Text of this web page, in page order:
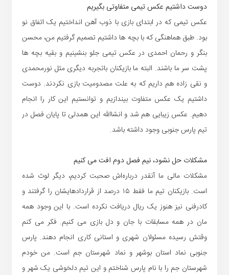
دوست داشتیم عکس تیمی متفاوتی بگیریم
عکس تیمی که در ابتدای بازی با ذوب آهن انداختیم یک اتفاق نو
بود. طبق هماهنگی که با بچه ها داشتیم تصمیم گرفتیم من، محسن
بنگر و رحمان احمدی در عکس تیمی جلو بنشینیم و بقیه بچه ها
پشت سر ما باشند. البته ما بازیکنان باتجربه دیگری مثل نورمحمدی
و نقی زاده هم داریم که به علت مصدومیت بازی نکردند. دوست
داشتیم یک عکس متفاوت بیندازیم و توانستیم این کار را انجام
دهیم. عکس زیبایی هم شد و انشاالله این همدلی تا پایان فصل در
تیم پارس جنوبی وجود داشته باشد.
مشکلات حل نشود، نیم فصل دوم افت می کنیم
مشکلات مالی ما آنقدر درباره‌اش صحبت کردیم، دیگر لوث شده
است. بازیکنان تیم ما فقط ۱۵ درصد از قراردادهایشان را گرفتند و
کادرفنی نیز هنوز یک ریال دریافت نکرده است. با این وجود همه
مان در همه مسابقات با جان و دل بازی می کنیم. فکر می کنم
وقتش رسیده مسئولان شهری و استانی کاری انجام دهند. پارس
جنوبی نماد استان بوشهر و نماد شهرستان جم است. من خودم
شهرستان جم را با نام پارس شناختم و این تیم دلخوشی یک شهر و